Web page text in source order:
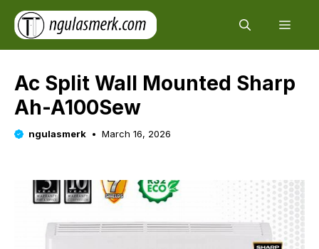
Skip
content
Ac Split Wall Mounted Sharp
Ah-A100Sew
ngulasmerk March 16, 2026